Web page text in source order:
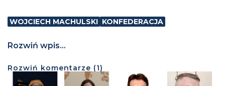
WOJCIECH MACHULSKI KONFEDERACJA
Rozwiń wpis...
Rozwiń komentarze (1)